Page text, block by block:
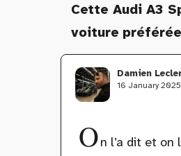
Cette Audi A3
voiture
Damien
16 January
On l’a dit et on